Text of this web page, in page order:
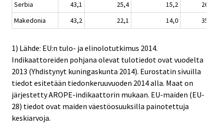
Serbia 43,1 25,4 15,2
26,3
Makedonia
43,2 22,1 14,0 35,7
1) Lähde: EU:n tulo- ja elinolotutkimus 2014.
Indikaattoreiden pohjana olevat tulotiedot ovat vuodelta
2013 (Yhdistynyt kuningaskunta 2014). Eurostatin sivuilla
tiedot esitetään tiedonkeruuvuoden 2014 alla. Maat on
järjestetty AROPE-indikaattorin mukaan. EU-maiden (EU-
28) tiedot ovat maiden väestöosuuksilla painotettuja
keskiarvoja.